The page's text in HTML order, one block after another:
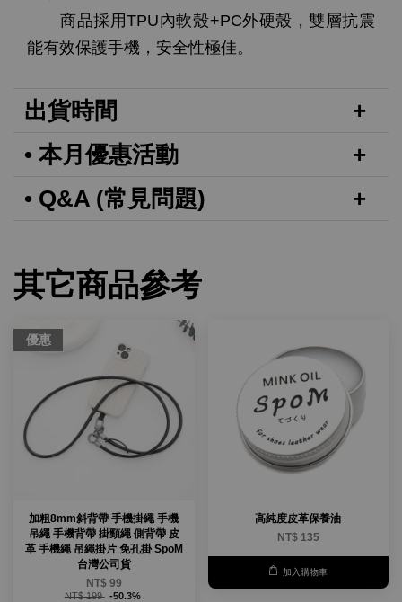
商品採用TPU內軟殼+PC外硬殼，雙層抗震
能有效保護手機，安全性極佳。
出貨時間
• 本月優惠活動
• Q&A (常見問題)
其它商品參考
優惠
加粗8mm斜背帶 手機掛繩 手機
吊繩 手機背帶 掛頸繩 側背帶 皮
革 手機繩 吊繩掛片 免孔掛 SpoM
台灣公司貨
NT$ 99
NT$ 199 -50.3%
高純度皮革保養油
NT$ 135
加入購物車